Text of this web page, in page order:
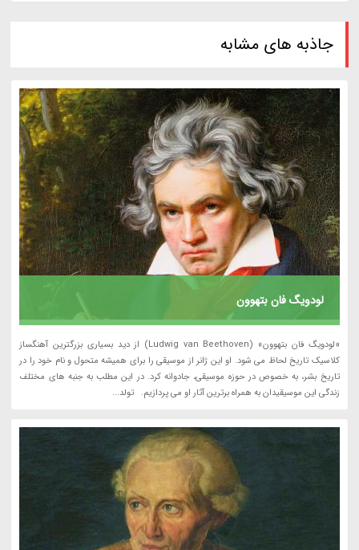
جاذبه های مشابه
لودویگ فان بتهوون
«لودویگ فان بتهوون» (Ludwig van Beethoven) از دید بسیاری بزرگترین آهنگساز
کلاسیک تاریخ لحاظ می شود. او این ژانر از موسیقی را برای همیشه متحول و نام خود را در
تاریخ بشر، به خصوص در حوزه موسیقی، جادوانه کرد. در این مطلب به جنبه های مختلف
زندگی این موسیقیدان به همراه برترین آثار او می پردازیم. تولد...